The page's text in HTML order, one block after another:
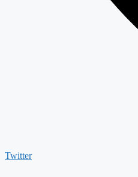
Twitter